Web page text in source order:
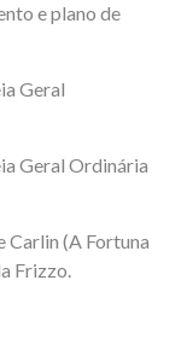
e plano de
Geral
Geral Ordinária
Carlin (A Fortuna
Frizzo.